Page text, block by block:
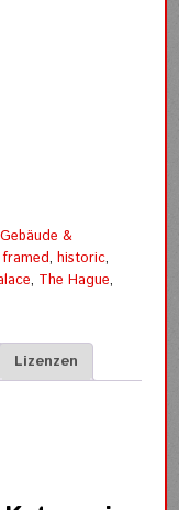
Gebäude &
framed,historic,
, The Hague,
Lizenzen